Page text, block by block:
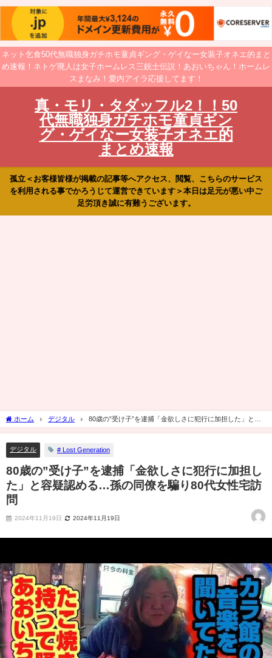
ネット乞食50代無職独身ガチホモ童貞ギング・ゲイなー女装子オネエ的まと
め速報！ネトゲ廃人は女子ホームレス三銃士伝説！あおいちゃん！ホームレ
スまなみ！愛内アイラ応援してます！
真・モリ・タダッフル2！！50
代無職独身ガチホモ童貞ギン
グ・ゲイなー女装子オネエ的
まとめ速報
孤立＜お客様皆様が掲載の記事等へアクセス、閲覧、こちらのサービス
を利用される事でかろうじて運営できています＞本日は足元が悪い中ご
足労頂き誠に有難うございます。
ホーム デジタル
80歳の”受け子”を逮捕「金欲しさに犯行に加担した」と容
疑認める…孫の同僚を騙り80代女性宅訪問
デジタル # Lost Generation
80歳の”受け子”を逮捕「金欲しさに犯行に加担し
た」と容疑認める…孫の同僚を騙り80代女性宅訪
問
2024年11月19日 2024年11月19日